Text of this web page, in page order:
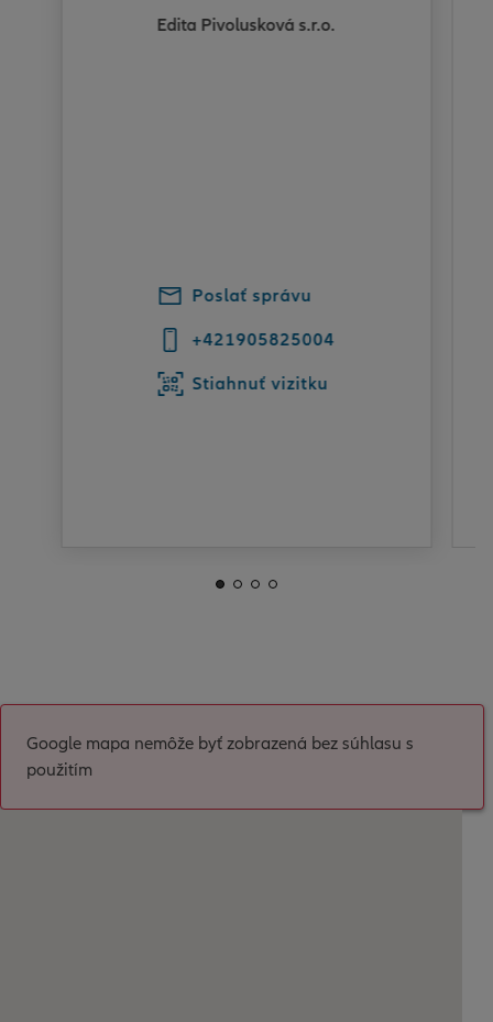
Edita Pivolusková s.r.o.
Poslať správu
+421905825004
Stiahnuť vizitku
Google mapa nemôže byť zobrazená bez súhlasu s
použitím